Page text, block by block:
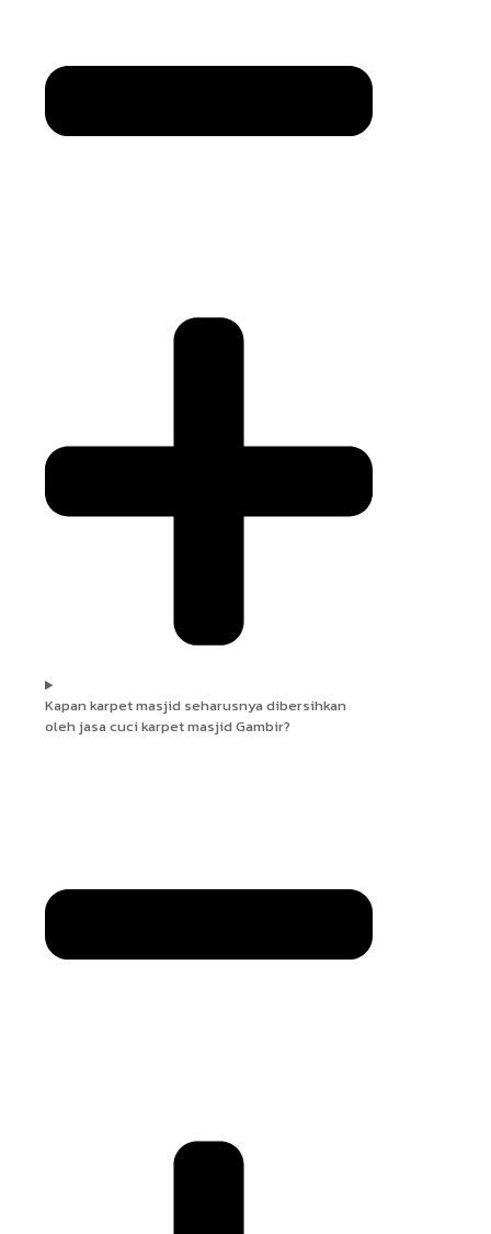
Kapan karpet masjid seharusnya dibersihkan
oleh jasa cuci karpet masjid Gambir?